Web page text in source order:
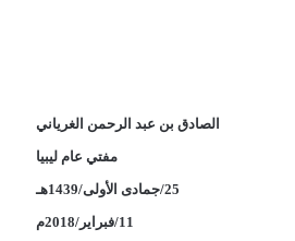
الصادق بن عبد الرحمن الغرياني
مفتي عام ليبيا
25
/جمادى الأولى/1439هـ
11
/فبراير /2018م